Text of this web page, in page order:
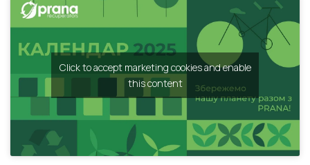
Click to accept marketing cookies and enable
this content